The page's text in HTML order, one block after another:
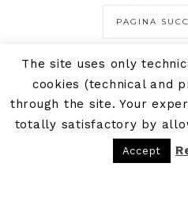
PAGINA
The site uses only
cookies (technical and
through the site. Your
totally satisfactory by
Accept